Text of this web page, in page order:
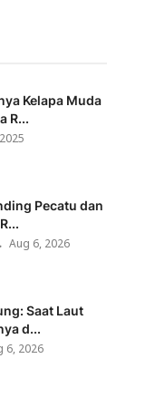
Kelapa Muda
R...
Pecatu dan
Aug 6, 2026
Saat Laut
d...
6, 2026